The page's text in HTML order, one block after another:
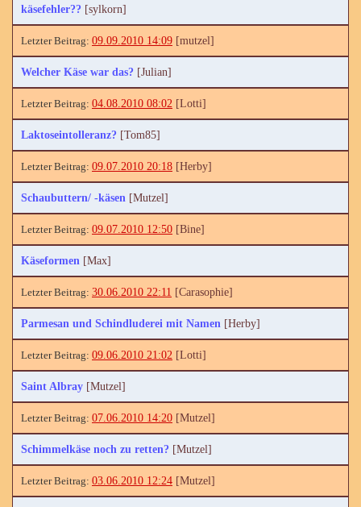
käsefehler?? [sylkorn]
09.09.2010 14:09 [mutzel]
Welcher Käse war das? [Julian]
04.08.2010 08:02 [Lotti]
Laktoseintolleranz? [Tom85]
09.07.2010 20:18 [Herby]
Schaubuttern/ -käsen [Mutzel]
09.07.2010 12:50 [Bine]
Käseformen [Max]
30.06.2010 22:11 [Carasophie]
Parmesan und Schindluderei mit Namen [Herby]
09.06.2010 21:02 [Lotti]
Saint Albray [Mutzel]
07.06.2010 14:20 [Mutzel]
Schimmelkäse noch zu retten? [Mutzel]
03.06.2010 12:24 [Mutzel]